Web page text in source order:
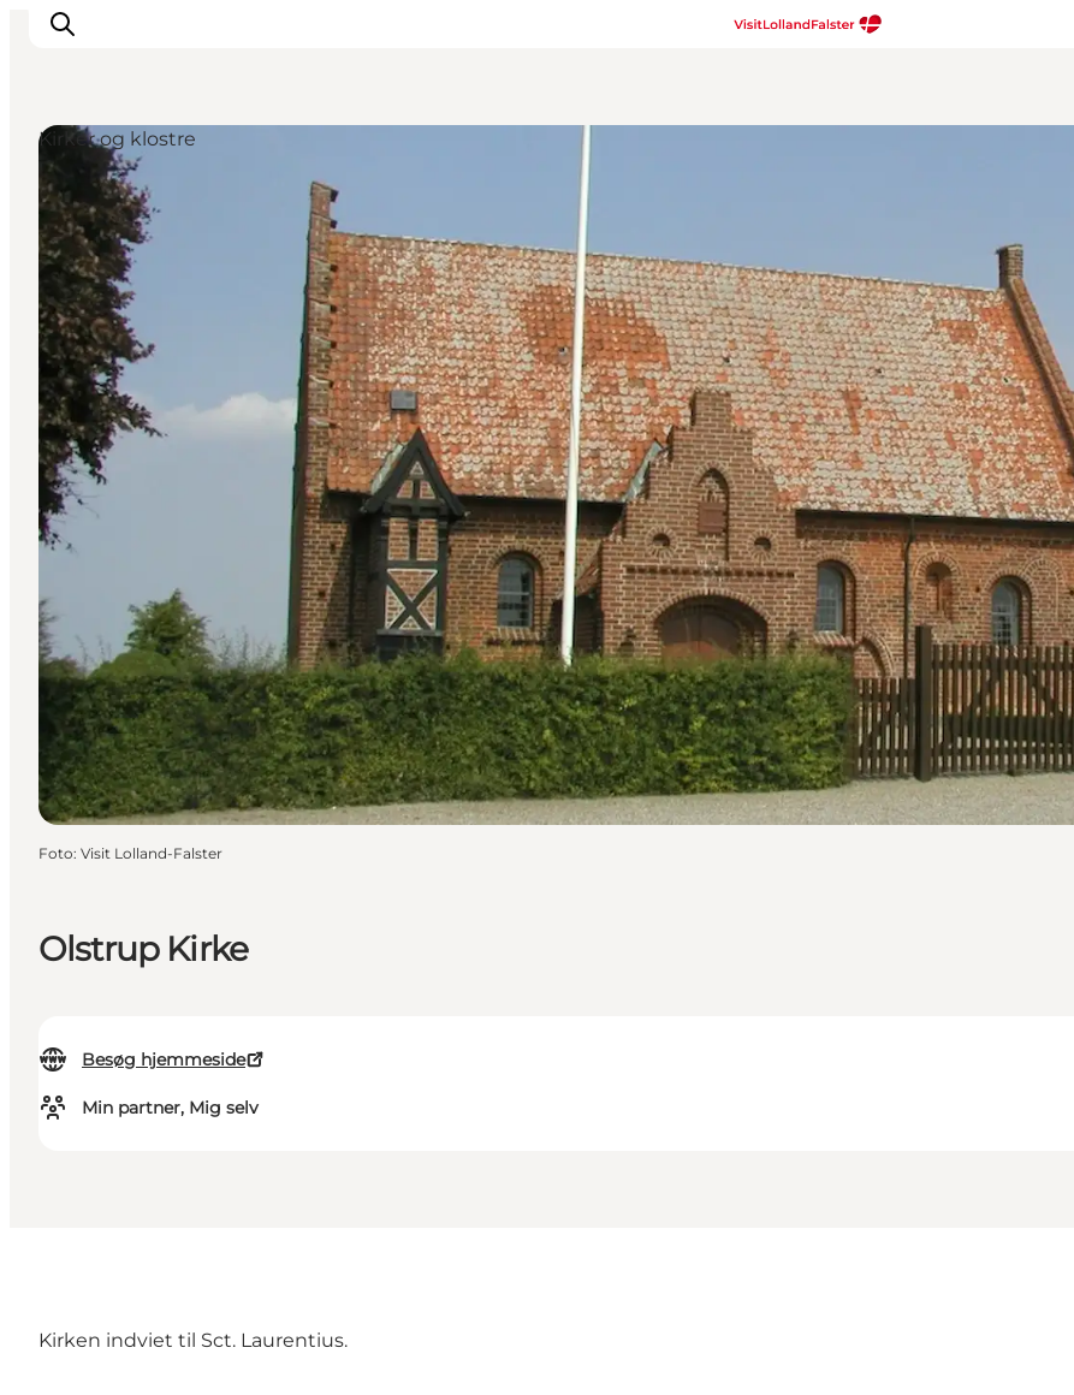
Oplevelser
I naturen
For børn
Kultur
Gastronomi
Planlæg din ferie
Olstrup Kirke
Besøg hjemmeside
Min partner, Mig selv
Kirker og klostre
Foto: Visit Lolland-Falster
Kirken indviet til Sct. Laurentius.